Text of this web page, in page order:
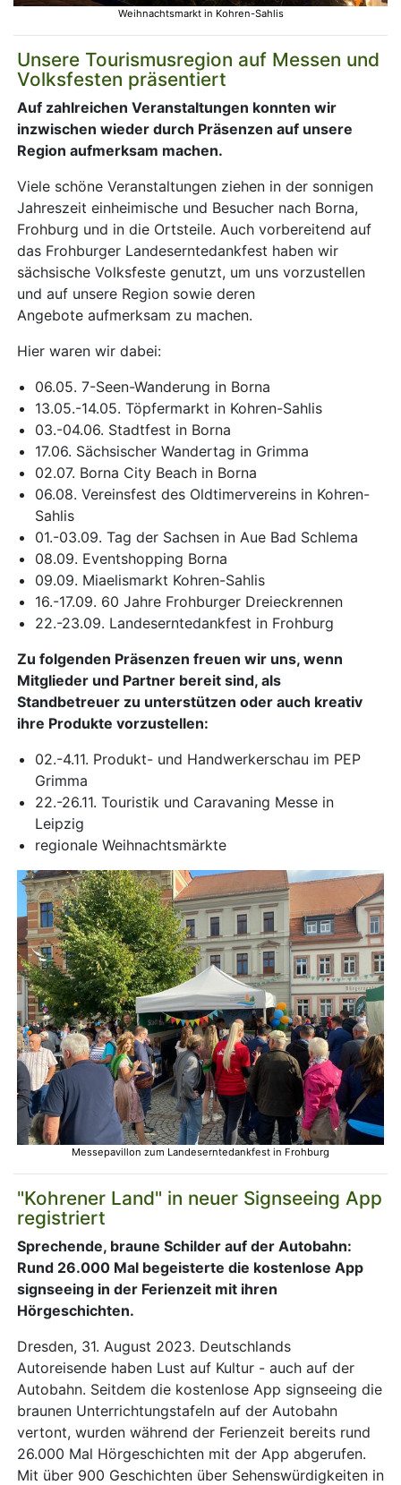
Weihnachtsmarkt in Kohren-Sahlis
Unsere Tourismusregion auf Messen und
Volksfesten präsentiert
Auf zahlreichen Veranstaltungen konnten wir
inzwischen wieder durch Präsenzen auf unsere
Region aufmerksam machen.
Viele schöne Veranstaltungen ziehen in der sonnigen
Jahreszeit einheimische und Besucher nach Borna,
Frohburg und in die Ortsteile. Auch vorbereitend auf
das Frohburger Landeserntedankfest haben wir
sächsische Volksfeste genutzt, um uns vorzustellen
und auf unsere Region sowie deren
Angebote aufmerksam zu machen.
Hier waren wir dabei:
06.05. 7-Seen-Wanderung in Borna
13.05.-14.05. Töpfermarkt in Kohren-Sahlis
03.-04.06. Stadtfest in Borna
17.06. Sächsischer Wandertag in Grimma
02.07. Borna City Beach in Borna
06.08. Vereinsfest des Oldtimervereins in Kohren-
Sahlis
01.-03.09. Tag der Sachsen in Aue Bad Schlema
08.09. Eventshopping Borna
09.09. Miaelismarkt Kohren-Sahlis
16.-17.09. 60 Jahre Frohburger Dreieckrennen
22.-23.09. Landeserntedankfest in Frohburg
Zu folgenden Präsenzen freuen wir uns, wenn
Mitglieder und Partner bereit sind, als
Standbetreuer zu unterstützen oder auch kreativ
ihre Produkte vorzustellen:
02.-4.11. Produkt- und Handwerkerschau im PEP
Grimma
22.-26.11. Touristik und Caravaning Messe in
Leipzig
regionale Weihnachtsmärkte
Messepavillon zum Landeserntedankfest in Frohburg
"Kohrener Land" in neuer Signseeing App
registriert
Sprechende, braune Schilder auf der Autobahn:
Rund 26.000 Mal begeisterte die kostenlose App
signseeing in der Ferienzeit mit ihren
Hörgeschichten.
Dresden, 31. August 2023. Deutschlands
Autoreisende haben Lust auf Kultur - auch auf der
Autobahn. Seitdem die kostenlose App signseeing die
braunen Unterrichtungstafeln auf der Autobahn
vertont, wurden während der Ferienzeit bereits rund
26.000 Mal Hörgeschichten mit der App abgerufen.
Mit über 900 Geschichten über Sehenswürdigkeiten in